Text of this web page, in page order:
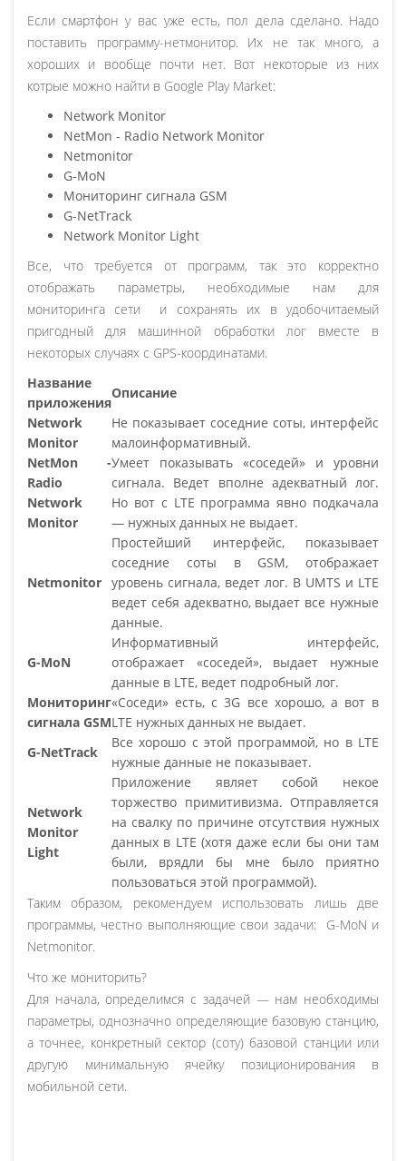
Если смартфон у вас уже есть, пол дела сделано. Надо
поставить программу-нетмонитор. Их не так много, а
хороших и вообще почти нет. Вот некоторые из них
котрые можно найти в Google Play Market:
Network Monitor
NetMon - Radio Network Monitor
Netmonitor
G-MoN
Мониторинг сигнала GSM
G-NetTrack
Network Monitor Light
Все, что требуется от программ, так это корректно
отображать параметры, необходимые нам для
мониторинга сети и сохранять их в удобочитаемый
пригодный для машинной обработки лог вместе в
некоторых случаях с GPS-координатами.
Название
приложения
Описание
Network
Monitor
Не показывает соседние соты, интерфейс
малоинформативный.
NetMon -
Radio
Network
Monitor
Умеет показывать соседей
и уровни
сигнала. Ведет вполне адекватный лог.
Но вот с LTE программа явно подкачала
— нужных данных не выдает.
Netmonitor
Простейший интерфейс, показывает
соседние соты в GSM, отображает
уровень сигнала, ведет лог. В UMTS и LTE
ведет себя адекватно, выдает все нужные
данные.
G-MoN
Информативный интерфейс,
отображает
соседей , выдает нужные
данные в LTE, ведет подробный лог.
Мониторинг
сигнала GSM
Соседи
есть, с 3G все хорошо, а вот в
LTE нужных данных не выдает.
G-NetTrack
Все хорошо с этой программой, но в LTE
нужные данные не показывает.
Network
Monitor
Light
Приложение являет собой некое
торжество примитивизма. Отправляется
на свалку по причине отсутствия нужных
данных в LTE (хотя даже если бы они там
были, врядли бы мне было приятно
пользоваться этой программой).
Таким образом, рекомендуем использовать лишь две
программы, честно выполняющие свои задачи: G-MoN и
Netmonitor.
Что же мониторить?
Для начала, определимся с задачей — нам необходимы
параметры, однозначно определяющие базовую станцию,
а точнее, конкретный сектор (соту) базовой станции или
другую минимальную ячейку позиционирования в
мобильной сети.